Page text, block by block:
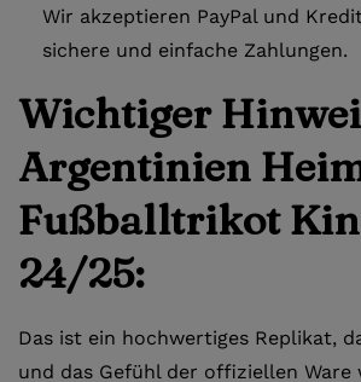
Wir akzeptieren PayPal und
sichere und einfache Zahlungen.
Wichtiger
Argentinien
Fußballtrikot
24/25:
Das ist ein hochwertiges Replikat,
und das Gefühl der offiziellen Ware